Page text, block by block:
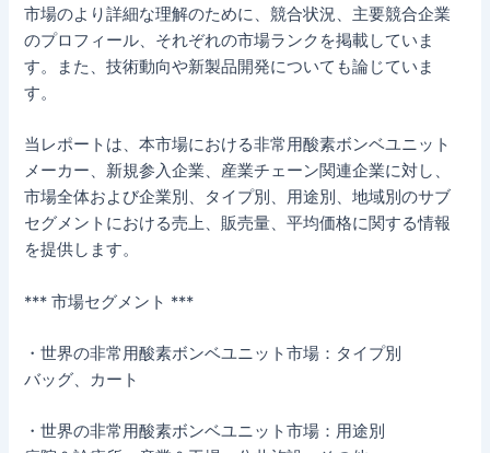
市場のより詳細な理解のために、競合状況、主要競合企業
のプロフィール、それぞれの市場ランクを掲載していま
す。また、技術動向や新製品開発についても論じていま
す。
当レポートは、本市場における非常用酸素ボンベユニット
メーカー、新規参入企業、産業チェーン関連企業に対し、
市場全体および企業別、タイプ別、用途別、地域別のサブ
セグメントにおける売上、販売量、平均価格に関する情報
を提供します。
*** 市場セグメント ***
・世界の非常用酸素ボンベユニット市場：タイプ別
バッグ、カート
・世界の非常用酸素ボンベユニット市場：用途別